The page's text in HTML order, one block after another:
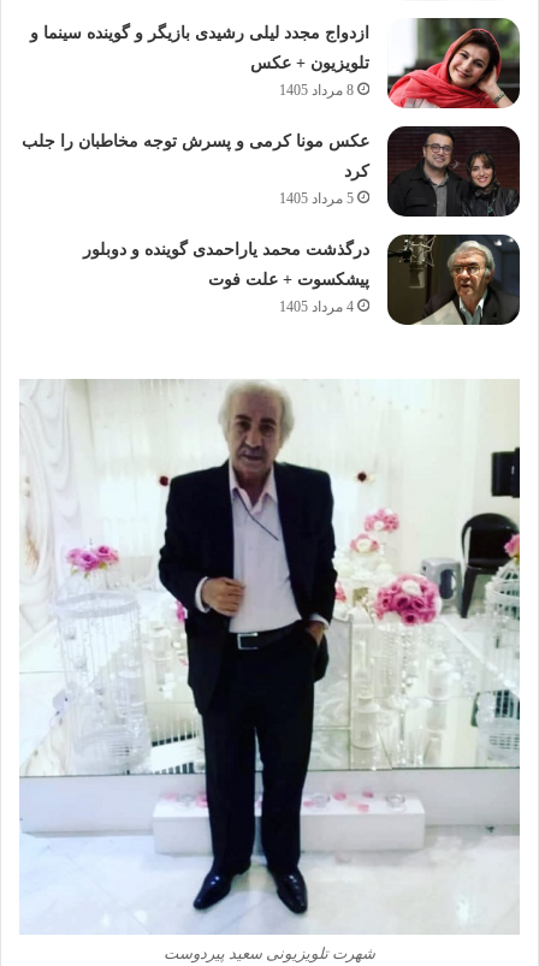
ازدواج مجدد لیلی رشیدی بازیگر و گوینده سینما و
تلویزیون + عکس
8 مرداد 1405
عکس مونا کرمی و پسرش توجه مخاطبان را جلب
کرد
5 مرداد 1405
درگذشت محمد یاراحمدی گوینده و دوبلور
پیشکسوت + علت فوت
4 مرداد 1405
شهرت تلویزیونی سعید پیردوست